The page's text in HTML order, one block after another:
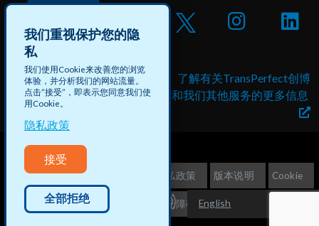
借助创博数据申请工作机会
和付费项目
了解有关TransPerfect创博
和我们其他服务的更多信息
©2026 TransPerfect创博 隐私政策 版本说明 Cookie
不出售客户信息 无障碍访问
English
我们重视保护您的隐
私
我们使用Cookie来改善您的浏览
体验，并分析我们的网站流量。
点击“接受”，即表示您同意我们使
用Cookie。
隐私政策
接受
全部拒绝